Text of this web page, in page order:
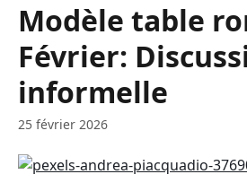
Modèle table
Février:
informelle
25 février 2026